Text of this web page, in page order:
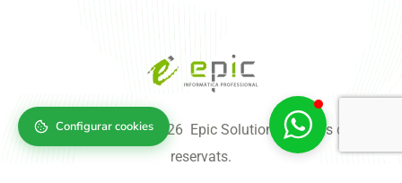
Copyright © 2004-2026 Epic Solutions, tots els drets
reservats.
Configurar cookies